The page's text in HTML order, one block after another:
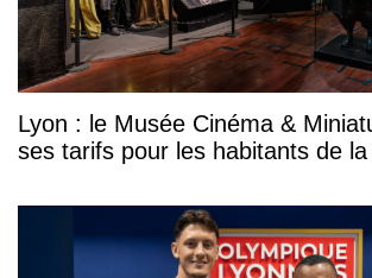
Lyon : le Musée Cinéma &
ses tarifs pour les habitants de